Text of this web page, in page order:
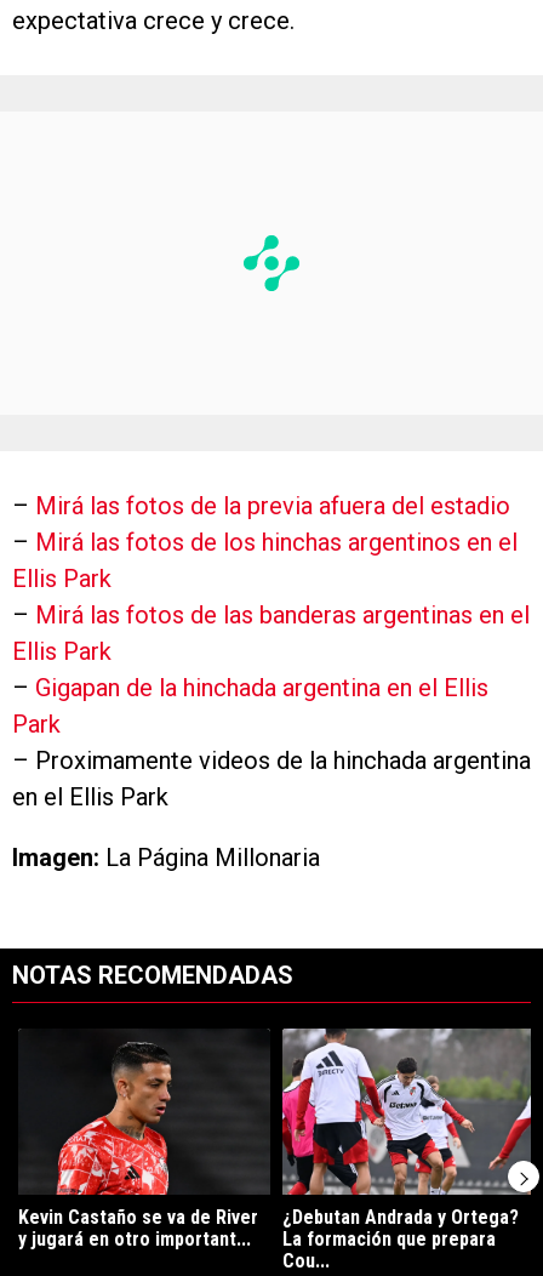
expectativa crece y crece.
– Mirá las fotos de la previa afuera del estadio
– Mirá las fotos de los hinchas argentinos en el
Ellis Park
– Mirá las fotos de las banderas argentinas en el
Ellis Park
– Gigapan de la hinchada argentina en el Ellis
Park
– Proximamente videos de la hinchada argentina
en el Ellis Park
Imagen: La Página Millonaria
NOTAS RECOMENDADAS
Un artículo de tendencia con el título "Kevin Castaño se va de
Kevin Castaño se va de River
y jugará en otro important...
Un artículo de tendencia con el
¿Debutan Andrada y Ortega?
La formación que prepara
Cou...